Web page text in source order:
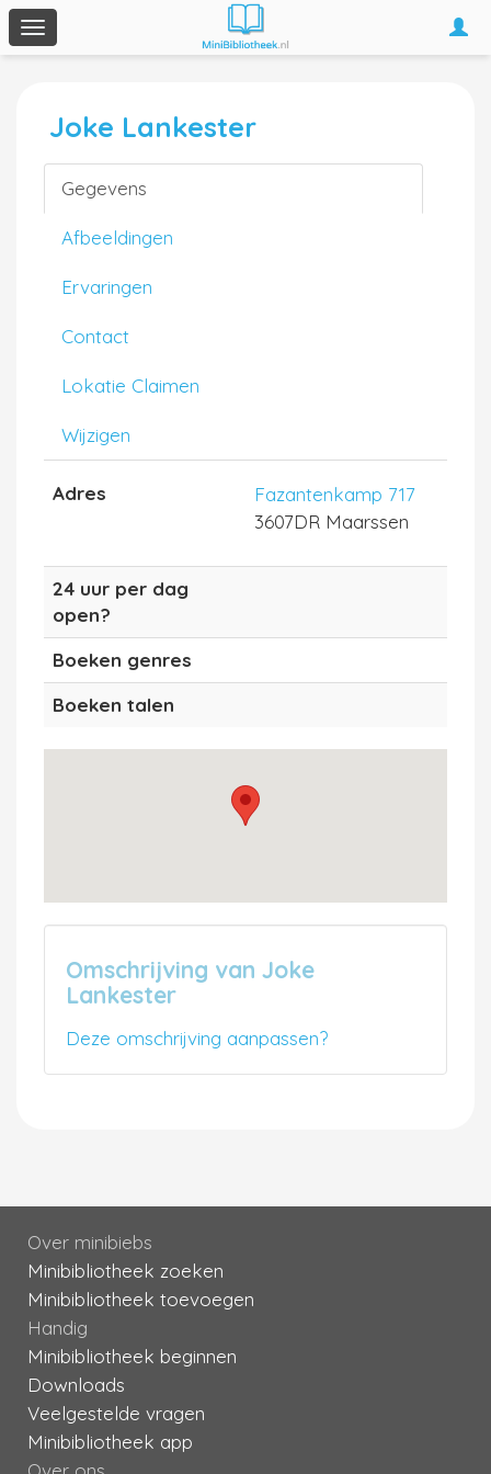
Toggle
navigation
Joke Lankester
Gegevens
Afbeeldingen
Ervaringen
Contact
Lokatie Claimen
Wijzigen
Adres
Fazantenkamp 717
3607DR Maarssen
24 uur per dag
open?
Boeken genres
Boeken talen
Omschrijving van Joke
Lankester
Deze omschrijving aanpassen?
Over minibiebs
Minibibliotheek zoeken
Minibibliotheek toevoegen
Handig
Minibibliotheek beginnen
Downloads
Veelgestelde vragen
Minibibliotheek app